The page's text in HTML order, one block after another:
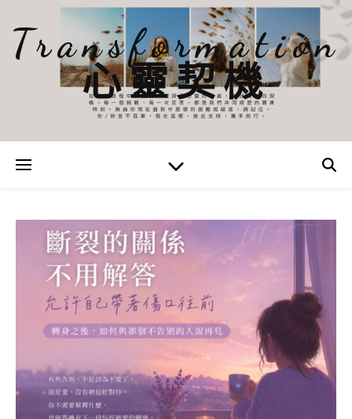
Transformation
心靈契機